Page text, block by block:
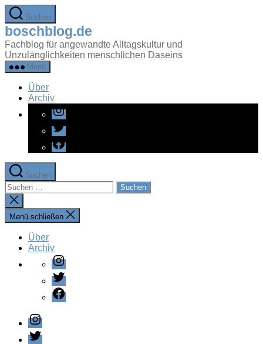
Zum
Inhalt
springen
Suchen
boschblog.de
Fachblog für angewandte Alltagskultur und
Unzulänglichkeiten menschlichen Daseins
Menü
Über
Archiv
Instagram
Twitter
Facebook
Suchen
Suchen
nach:
Suche
schließen
Menü schließen
Über
Archiv
Instagram
Twitter
Facebook
Instagram
Twitter